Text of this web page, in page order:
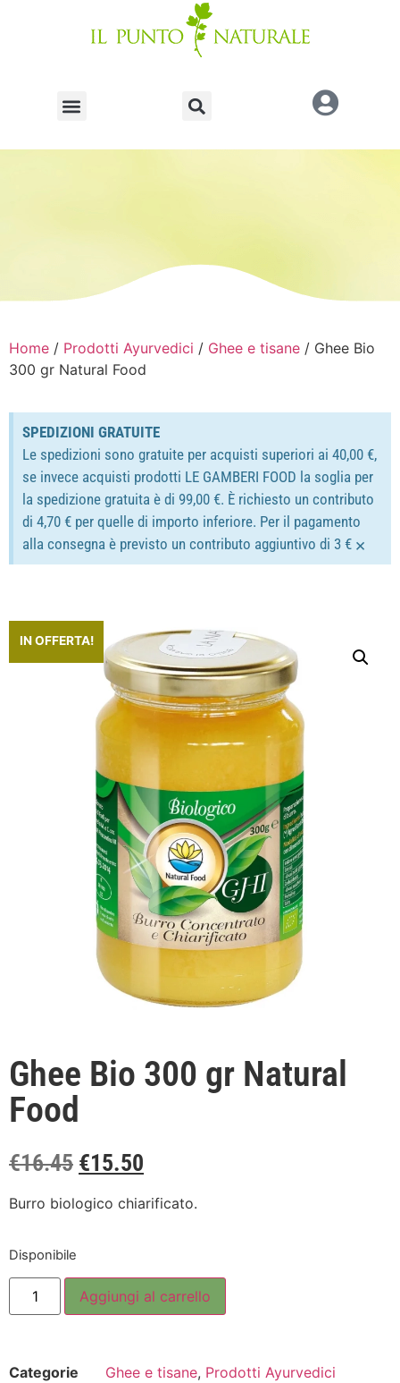
Home / Prodotti Ayurvedici / Ghee e tisane / Ghee Bio
300 gr Natural Food
SPEDIZIONI GRATUITE
Le spedizioni sono gratuite per acquisti superiori ai 40,00 €,
se invece acquisti prodotti LE GAMBERI FOOD la soglia per
la spedizione gratuita è di 99,00 €. È richiesto un contributo
di 4,70 € per quelle di importo inferiore. Per il pagamento
alla consegna è previsto un contributo aggiuntivo di 3 € ×
IN OFFERTA!
Ghee Bio 300 gr Natural
Food
€16.45 €15.50
Burro biologico chiarificato.
Disponibile
Aggiungi al carrello
Categorie Ghee e tisane, Prodotti Ayurvedici